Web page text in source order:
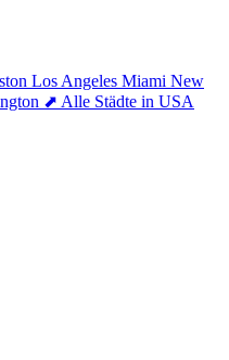
Los Angeles Miami New
⬈ Alle Städte in USA